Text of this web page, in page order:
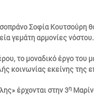
Σοφία Κουτσούρη
γεμάτη αρμονίες
το μοναδικό έργο του
κοινωνίας εκείνης της
έρχονται στην 3η